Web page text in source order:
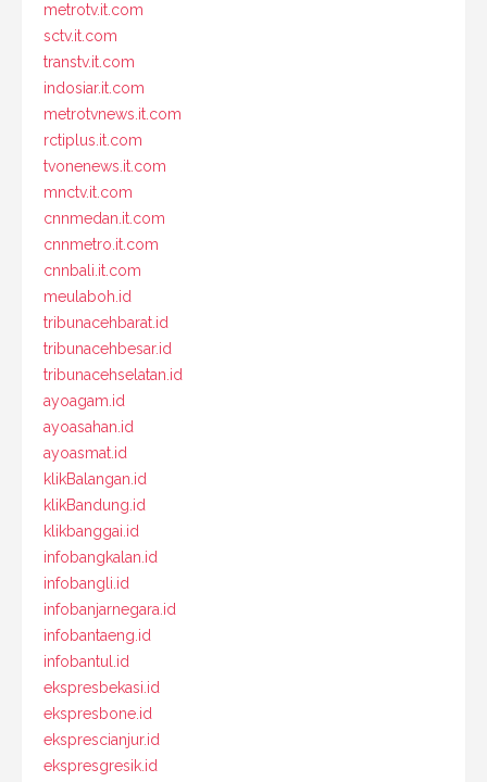
metrotv.it.com
sctv.it.com
transtv.it.com
indosiar.it.com
metrotvnews.it.com
rctiplus.it.com
tvonenews.it.com
mnctv.it.com
cnnmedan.it.com
cnnmetro.it.com
cnnbali.it.com
meulaboh.id
tribunacehbarat.id
tribunacehbesar.id
tribunacehselatan.id
ayoagam.id
ayoasahan.id
ayoasmat.id
klikBalangan.id
klikBandung.id
klikbanggai.id
infobangkalan.id
infobangli.id
infobanjarnegara.id
infobantaeng.id
infobantul.id
ekspresbekasi.id
ekspresbone.id
eksprescianjur.id
ekspresgresik.id